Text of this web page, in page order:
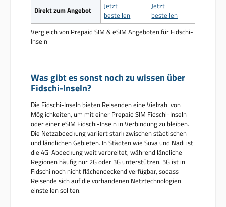
Vergleich von Prepaid SIM & eSIM Angeboten für Fidschi-
Inseln
Direkt zum Angebot
Jetzt
bestellen
Jetzt
bestellen
Was gibt es sonst noch zu wissen über
Fidschi-Inseln?
Die Fidschi-Inseln bieten Reisenden eine Vielzahl von
Möglichkeiten, um mit einer Prepaid SIM Fidschi-Inseln
oder einer eSIM Fidschi-Inseln in Verbindung zu bleiben.
Die Netzabdeckung variiert stark zwischen städtischen
und ländlichen Gebieten. In Städten wie Suva und Nadi ist
die 4G-Abdeckung weit verbreitet, während ländliche
Regionen häufig nur 2G oder 3G unterstützen. 5G ist in
Fidschi noch nicht flächendeckend verfügbar, sodass
Reisende sich auf die vorhandenen Netztechnologien
einstellen sollten.